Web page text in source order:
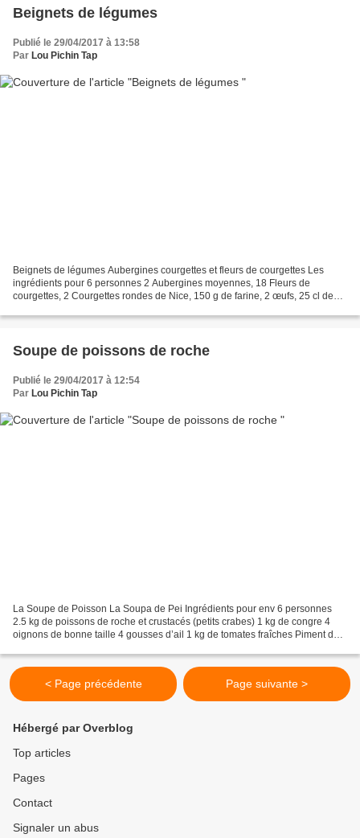
Beignets de légumes
Publié le 29/04/2017 à 13:58
Par Lou Pichin Tap
Beignets de légumes Aubergines courgettes et fleurs de courgettes Les
ingrédients pour 6 personnes 2 Aubergines moyennes, 18 Fleurs de
courgettes, 2 Courgettes rondes de Nice, 150 g de farine, 2 œufs, 25 cl de
Soupe de poissons de roche
Publié le 29/04/2017 à 12:54
Par Lou Pichin Tap
La Soupe de Poisson La Soupa de Pei Ingrédients pour env 6 personnes
2.5 kg de poissons de roche et crustacés (petits crabes) 1 kg de congre 4
oignons de bonne taille 4 gousses d’ail 1 kg de tomates fraîches Piment de
< Page précédente Page suivante >
Hébergé par Overblog
Top articles
Pages
Contact
Signaler un abus